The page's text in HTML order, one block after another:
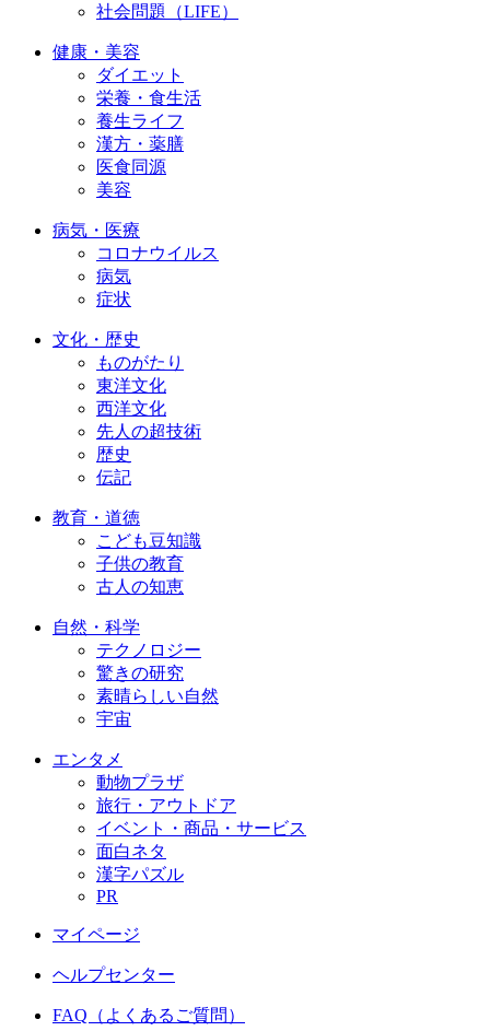
社会問題（LIFE）
健康・美容
ダイエット
栄養・食生活
養生ライフ
漢方・薬膳
医食同源
美容
病気・医療
コロナウイルス
病気
症状
文化・歴史
ものがたり
東洋文化
西洋文化
先人の超技術
歴史
伝記
教育・道徳
こども豆知識
子供の教育
古人の知恵
自然・科学
テクノロジー
驚きの研究
素晴らしい自然
宇宙
エンタメ
動物プラザ
旅行・アウトドア
イベント・商品・サービス
面白ネタ
漢字パズル
PR
マイページ
ヘルプセンター
FAQ（よくあるご質問）